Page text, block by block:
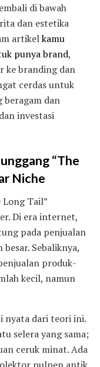
di bawah
dan estetika
artikelkamu
punya brand,
ke branding dan
cerdas untuk
dan
investasi
“The
Niche
Long Tail”
Di era internet,
pada penjualan
Sebaliknya,
produk-
kecil, namun
nyata dari teori ini.
selera yang sama;
ceruk minat. Ada